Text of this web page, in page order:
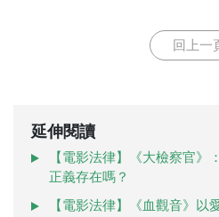
回上一
延伸閱讀
【電影法律】《大檢察官》
正義存在嗎？
【電影法律】《血觀音》以